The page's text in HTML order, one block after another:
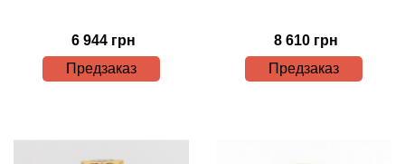
6 944 грн
Предзаказ
8 610 грн
Предзаказ
Antonia's Flowers
Antonio Banderas